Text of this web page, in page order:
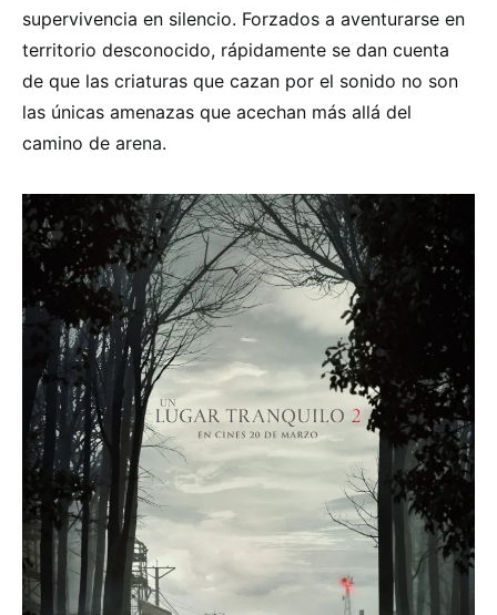
supervivencia en silencio. Forzados a aventurarse en
territorio desconocido, rápidamente se dan cuenta
de que las criaturas que cazan por el sonido no son
las únicas amenazas que acechan más allá del
camino de arena.